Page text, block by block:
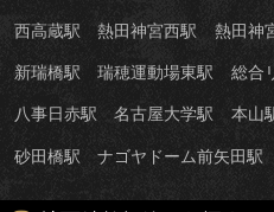
西高蔵駅 熱田神宮西駅 熱田神
新瑞橋駅 瑞穂運動場東駅 総合
八事日赤駅 名古屋大学駅 本山
砂田橋駅 ナゴヤドーム前矢田駅